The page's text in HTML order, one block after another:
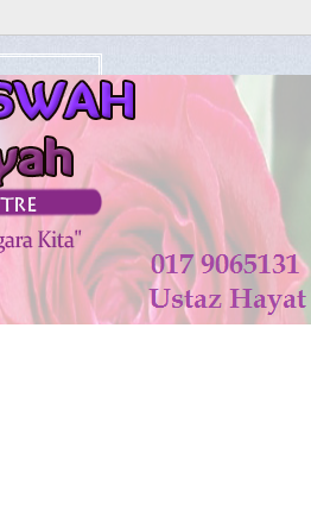
KISWAH DISEMBUHKAN